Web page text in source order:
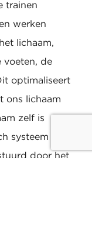
trainen
werken
lichaam,
voeten, de
optimaliseert
ons lichaam
zelf is
systeem
door het